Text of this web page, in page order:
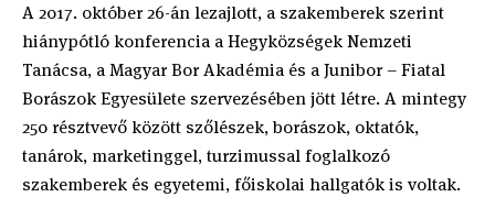
A 2017. október 26-án lezajlott, a szakemberek szerint
hiánypótló konferencia a Hegyközségek Nemzeti
Tanácsa, a Magyar Bor Akadémia és a Junibor – Fiatal
Borászok Egyesülete szervezésében jött létre. A mintegy
250 résztvevő között szőlészek, borászok, oktatók,
tanárok, marketinggel, turzimussal foglalkozó
szakemberek és egyetemi, főiskolai hallgatók is voltak.